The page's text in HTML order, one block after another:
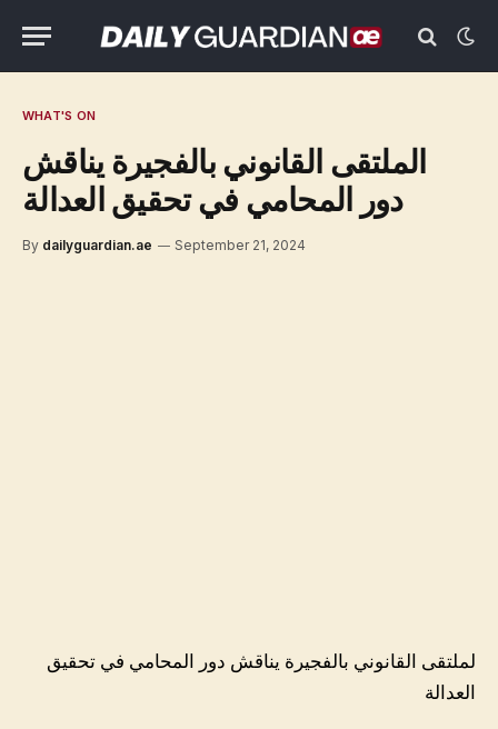
WHAT'S ON
الملتقى القانوني بالفجيرة يناقش
دور المحامي في تحقيق العدالة
By dailyguardian.ae September 21, 2024
لملتقى القانوني بالفجيرة يناقش دور المحامي في تحقيق
العدالة